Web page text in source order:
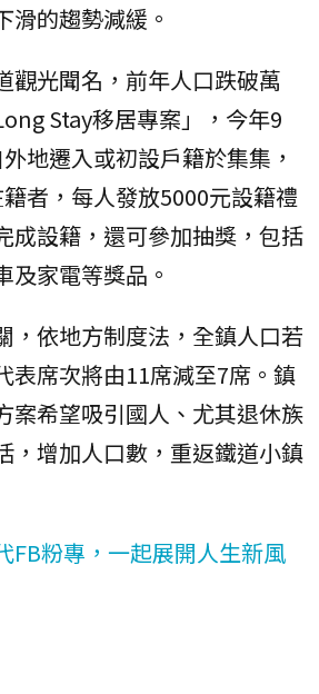
滑的趨勢減緩。
觀光聞名，前年人口跌破萬
Stay移居專案」，今年9
地遷入或初設戶籍於集集，
者，每人發放5000元設籍禮
成設籍，還可參加抽獎，包括
及家電等獎品。
，依地方制度法，全鎮人口若
表席次將由11席減至7席。鎮
案希望吸引國人、尤其退休族
，增加人口數，重返鐵道小鎮
FB粉專，一起展開人生新風